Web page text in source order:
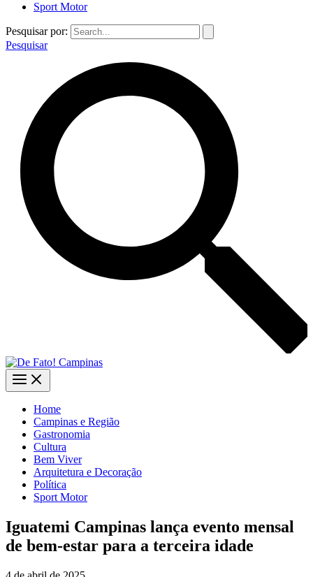
Sport Motor
Pesquisar por:
Pesquisar
Home
Campinas e Região
Gastronomia
Cultura
Bem Viver
Arquitetura e Decoração
Política
Sport Motor
Iguatemi Campinas lança evento mensal
de bem-estar para a terceira idade